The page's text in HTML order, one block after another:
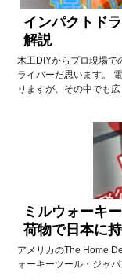
インパクトド
解説
木工DIYからプロ現場で
ライバーだ思います。
りますが、その中でも
ミルウォーキ
荷物で日本に
アメリカのThe Home
ォーキーツール・ジャ